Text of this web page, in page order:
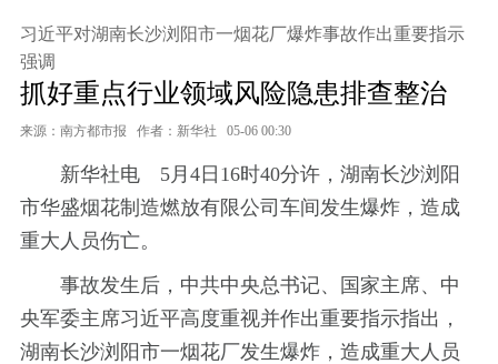
习近平对湖南长沙浏阳市一烟花厂爆炸事故作出重要指示
强调
抓好重点行业领域风险隐患排查整治
来源：南方都市报 作者：新华社 05-06 00:30
新华社电 5月4日16时40分许，湖南长沙浏阳
市华盛烟花制造燃放有限公司车间发生爆炸，造成
重大人员伤亡。
事故发生后，中共中央总书记、国家主席、中
央军委主席习近平高度重视并作出重要指示指出，
湖南长沙浏阳市一烟花厂发生爆炸，造成重大人员